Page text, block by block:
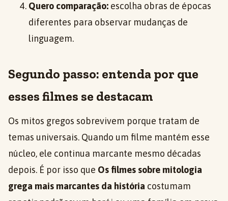
Quero comparação: escolha obras de épocas
diferentes para observar mudanças de
linguagem.
Segundo passo: entenda por que
esses filmes se destacam
Os mitos gregos sobrevivem porque tratam de
temas universais. Quando um filme mantém esse
núcleo, ele continua marcante mesmo décadas
depois. É por isso que Os filmes sobre mitologia
grega mais marcantes da história costumam